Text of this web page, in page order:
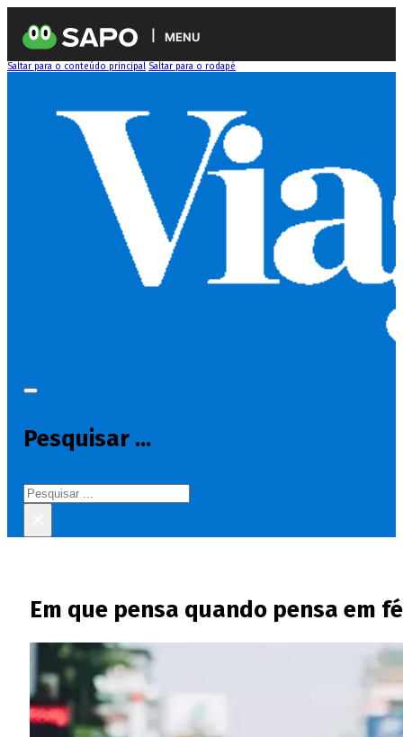
MENU
Saltar para o conteúdo principal Saltar para o rodapé
Pesquisar ...
Pesquisar
Em que pensa quando pensa em